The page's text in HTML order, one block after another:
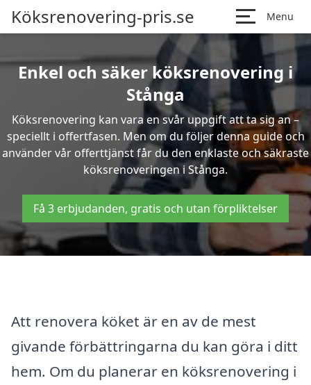
Köksrenovering-pris.se Menu
Enkel och säker köksrenovering i
Stånga
Köksrenovering kan vara en svår uppgift att ta sig an –
speciellt i offertfasen. Men om du följer denna guide och
använder vår offerttjänst får du den enklaste och säkraste
köksrenoveringen i Stånga.
Få 3 erbjudanden, gratis och utan förpliktelser
Att renovera köket är en av de mest
givande förbättringarna du kan göra i ditt
hem. Om du planerar en köksrenovering i